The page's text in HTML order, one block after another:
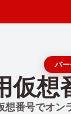
バ
仮
想番号でオン